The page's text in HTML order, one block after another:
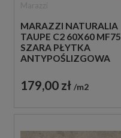
MARAZZI NATURALIA
TAUPE C2 60X60 MF75
SZARA PŁYTKA
ANTYPOŚLIZGOWA
179,00 zł m2